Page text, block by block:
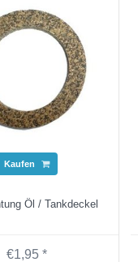
Kaufen
Öl / Tankdeckel
€1,95 *